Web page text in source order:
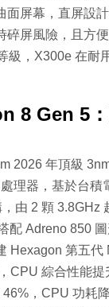
面屏幕，直屏設
碎屏風險，且方
級，X300e 在耐
8 Gen 5
2026 年頂級
理器，基於台積
由 2 顆 3.8GHz
配 Adreno 850
Hexagon 第五代
CPU 綜合性能提
，CPU 功耗